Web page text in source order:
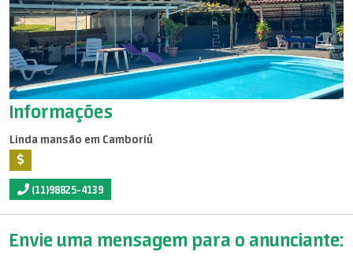
Informações
Linda mansão em Camboriú
(11)98825-4139
Envie uma mensagem para o anunciante: